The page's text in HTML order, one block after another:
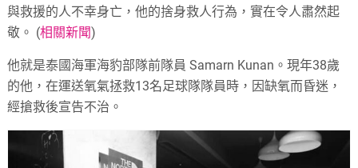
與救援的人不幸身亡，他的捨身救人行為，實在令人肅然起
敬。 (相關新聞)
他就是泰國海軍海豹部隊前隊員 Samarn Kunan。現年38歲
的他，在運送氧氣拯救13名足球隊隊員時，因缺氧而昏迷，
經搶救後宣告不治。